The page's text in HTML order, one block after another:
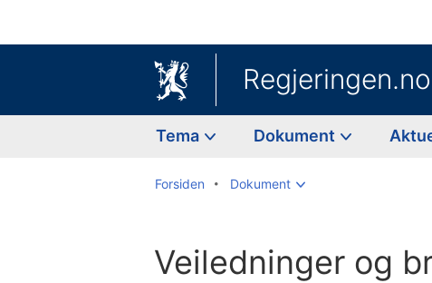
Regjeringen.no
Tema Dokument
Forsiden Dokument
Veiledninger og